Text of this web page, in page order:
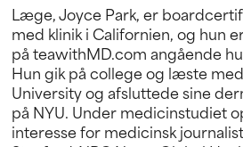
Læge, Joyce Park, er
med klinik i Californien, og hun
på teawithMD.com angående
Hun gik på college og læste
University og afsluttede sine
på NYU. Under medicinstudiet
interesse for medicinsk